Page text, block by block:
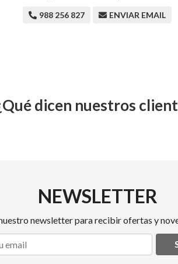
988 256 827 ENVIAR EMAIL
dicen nuestros
NEWSLETTER
newsletter para recibir ofertas y